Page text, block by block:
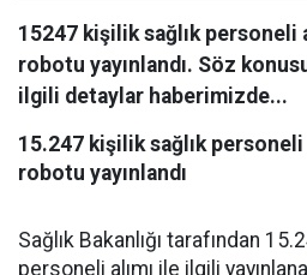
15247 kişilik sağlık personeli
robotu yayınlandı. Söz
ilgili detaylar haberimizde...
15.247 kişilik sağlık personeli
robotu yayınlandı
Sağlık Bakanlığı tarafından
personeli alımı ile ilgili